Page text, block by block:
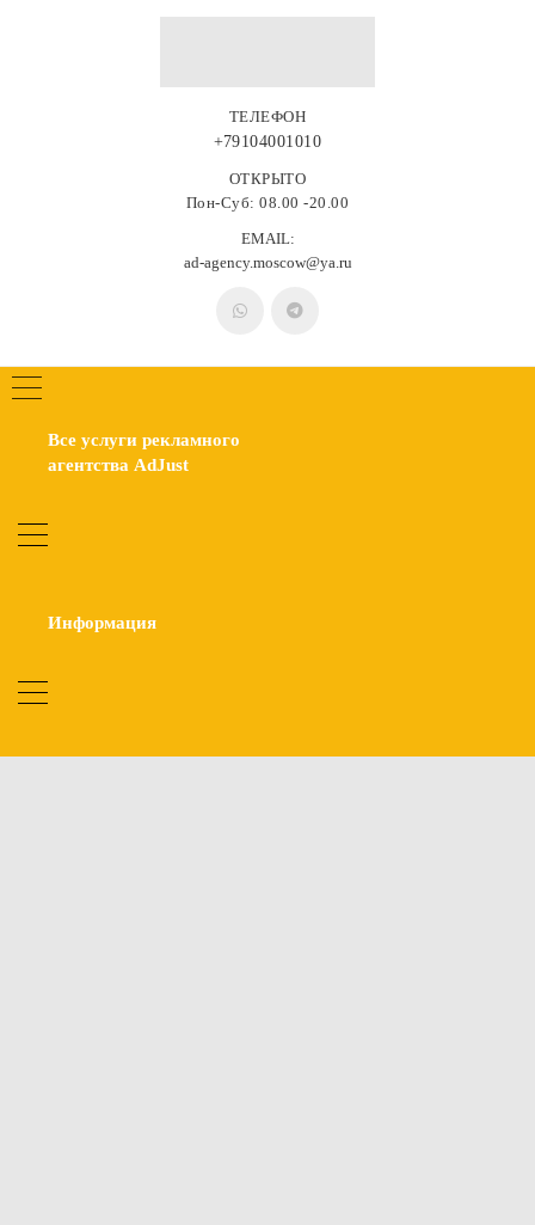
ТЕЛЕФОН
+79104001010
ОТКРЫТО
Пон-Суб: 08.00 -20.00
EMAIL:
ad-agency.moscow@ya.ru
Все услуги рекламного
агентства AdJust
Информация